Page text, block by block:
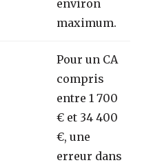
environ
maximum.
Pour un CA
compris
entre 1 700
€ et 34 400
€, une
erreur dans